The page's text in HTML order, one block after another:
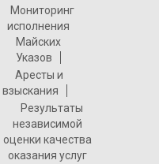
Мониторинг
исполнения
Майских
Указов
Аресты и
взыскания
Результаты
независимой
оценки качества
оказания услуг